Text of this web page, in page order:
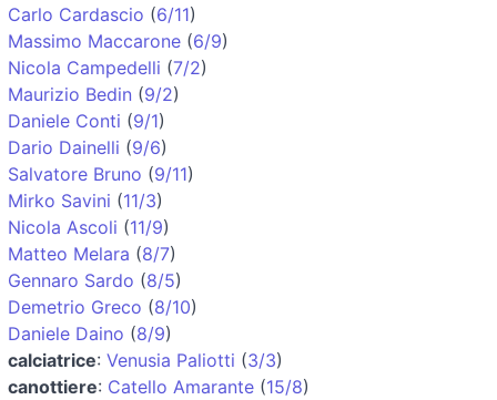
Carlo Cardascio (6/11)
Massimo Maccarone (6/9)
Nicola Campedelli (7/2)
Maurizio Bedin (9/2)
Daniele Conti (9/1)
Dario Dainelli (9/6)
Salvatore Bruno (9/11)
Mirko Savini (11/3)
Nicola Ascoli (11/9)
Matteo Melara (8/7)
Gennaro Sardo (8/5)
Demetrio Greco (8/10)
Daniele Daino (8/9)
calciatrice: Venusia Paliotti (3/3)
canottiere: Catello Amarante (15/8)